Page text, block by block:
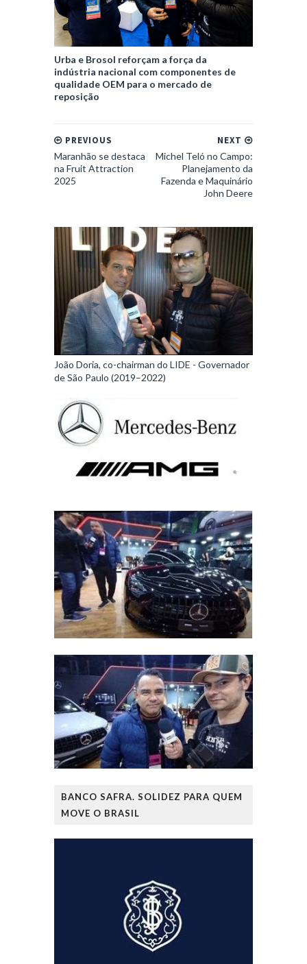
Urba e Brosol reforçam a força da
indústria nacional com componentes de
qualidade OEM para o mercado de
reposição
NEXT
Michel Teló no Campo:
Planejamento da
Fazenda e Maquinário
John Deere
PREVIOUS
Maranhão se destaca
na Fruit Attraction
2025
João Doria, co-chairman do LIDE - Governador
de São Paulo (2019–2022)
BANCO SAFRA. SOLIDEZ PARA QUEM
MOVE O BRASIL